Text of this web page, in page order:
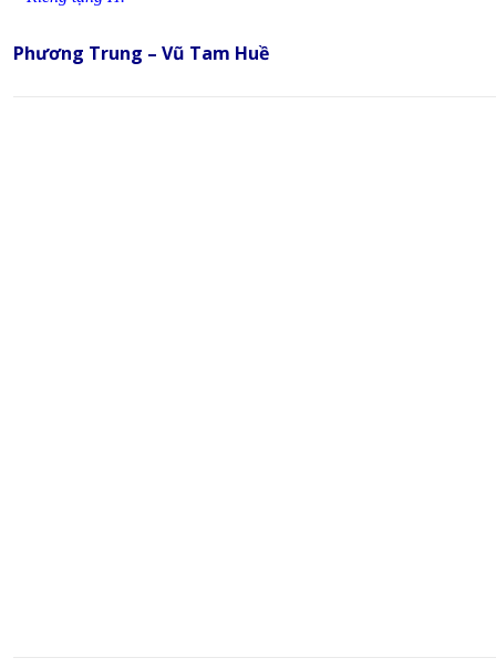
Phương Trung – Vũ Tam Huề